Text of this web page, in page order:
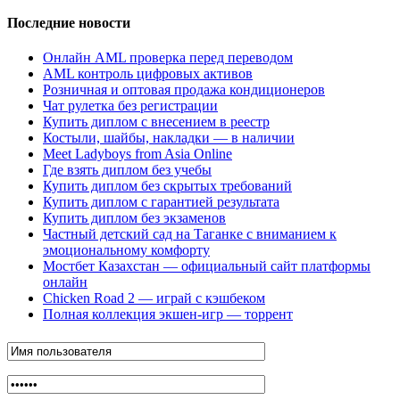
Последние новости
Онлайн AML проверка перед переводом
AML контроль цифровых активов
Розничная и оптовая продажа кондиционеров
Чат рулетка без регистрации
Купить диплом с внесением в реестр
Костыли, шайбы, накладки — в наличии
Meet Ladyboys from Asia Online
Где взять диплом без учебы
Купить диплом без скрытых требований
Купить диплом с гарантией результата
Купить диплом без экзаменов
Частный детский сад на Таганке с вниманием к
эмоциональному комфорту
Мостбет Казахстан — официальный сайт платформы
онлайн
Chicken Road 2 — играй с кэшбеком
Полная коллекция экшен-игр — торрент